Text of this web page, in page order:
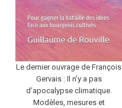
Le dernier ouvrage de François
Gervais : Il n’y a pas
d’apocalypse climatique.
Modèles, mesures et